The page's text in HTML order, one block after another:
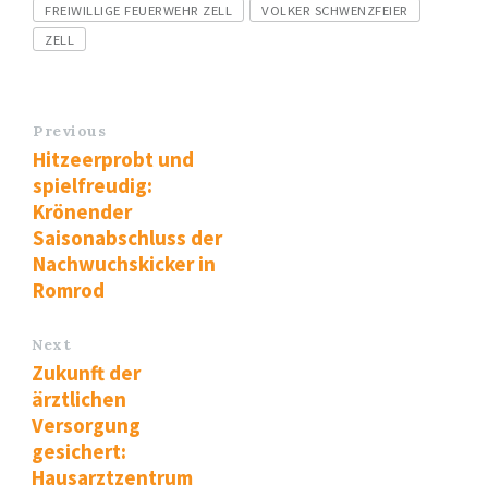
FREIWILLIGE FEUERWEHR ZELL
VOLKER SCHWENZFEIER
ZELL
Previous
Hitzeerprobt und
spielfreudig:
Krönender
Saisonabschluss der
Nachwuchskicker in
Romrod
Next
Zukunft der
ärztlichen
Versorgung
gesichert:
Hausarztzentrum